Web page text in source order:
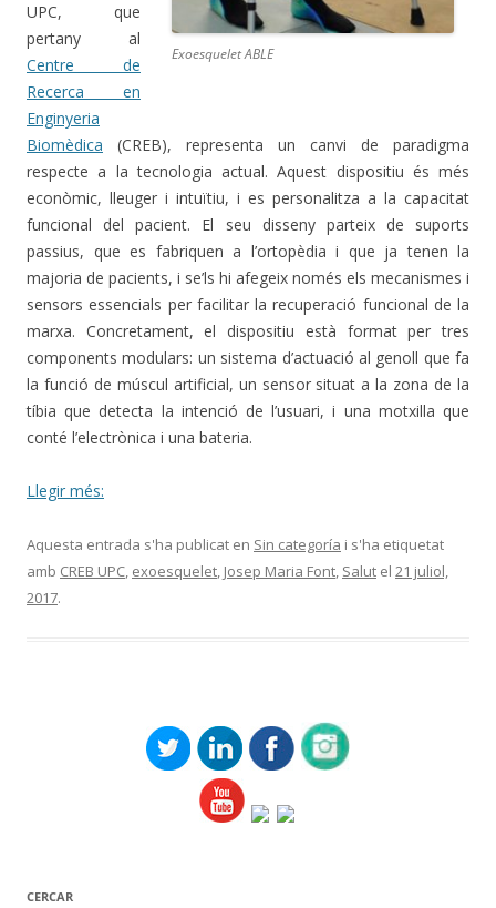
Exoesquelet ABLE
UPC, que
pertany al
Centre de
Recerca en
Enginyeria
Biomèdica (CREB), representa un canvi de paradigma
respecte a la tecnologia actual. Aquest dispositiu és més
econòmic, lleuger i intuïtiu, i es personalitza a la capacitat
funcional del pacient. El seu disseny parteix de suports
passius, que es fabriquen a l’ortopèdia i que ja tenen la
majoria de pacients, i se’ls hi afegeix només els mecanismes i
sensors essencials per facilitar la recuperació funcional de la
marxa. Concretament, el dispositiu està format per tres
components modulars: un sistema d’actuació al genoll que fa
la funció de múscul artificial, un sensor situat a la zona de la
tíbia que detecta la intenció de l’usuari, i una motxilla que
conté l’electrònica i una bateria.
Llegir més:
Aquesta entrada s'ha publicat en Sin categoría i s'ha etiquetat
amb CREB UPC, exoesquelet, Josep Maria Font, Salut el 21 juliol,
2017.
CERCAR